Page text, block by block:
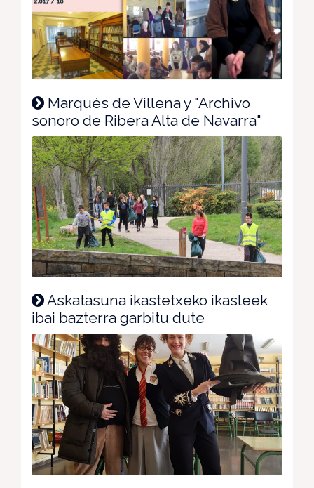
Marqués de Villena y "Archivo
sonoro de Ribera Alta de Navarra"
Askatasuna ikastetxeko ikasleek
ibai bazterra garbitu dute